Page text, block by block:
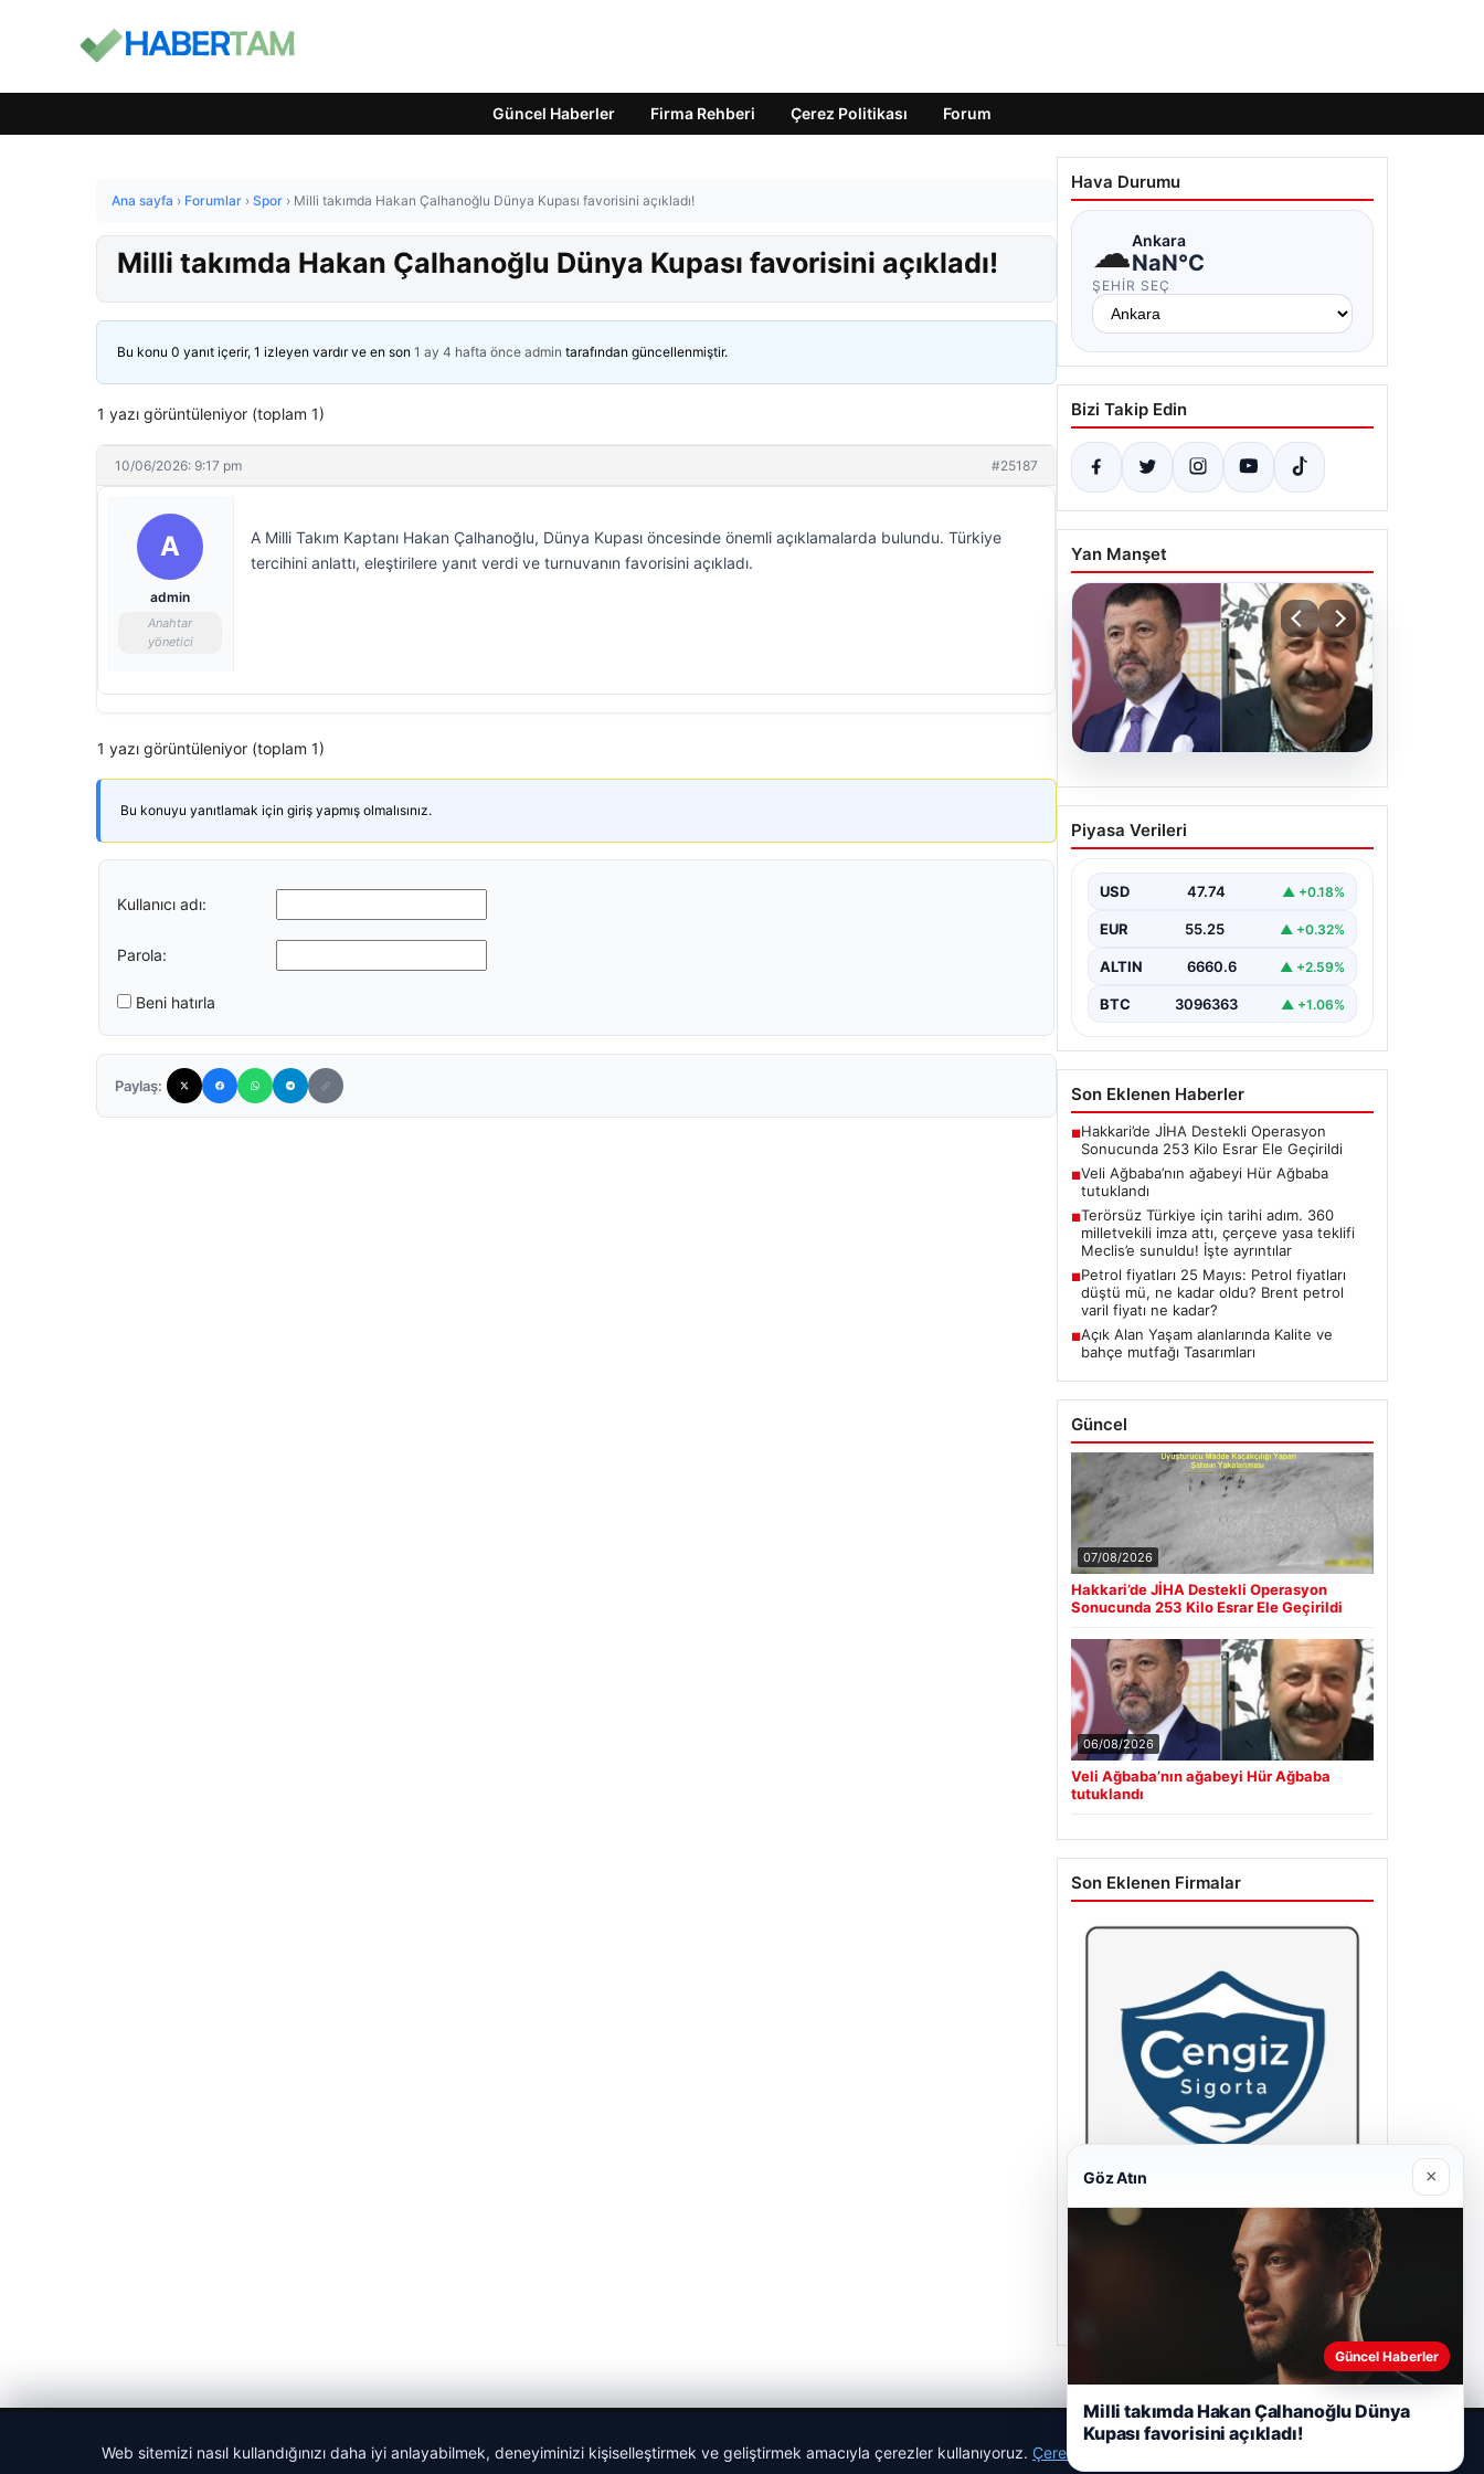
Güncel Haberler Firma Rehberi Çerez Politikası Forum
Ana sayfa › Forumlar › Spor › Milli takımda Hakan Çalhanoğlu Dünya Kupası favorisini açıkladı!
Milli takımda Hakan Çalhanoğlu Dünya Kupası favorisini açıkladı!
Bu konu 0 yanıt içerir, 1 izleyen vardır ve en son 1 ay 4 hafta önce admin tarafından güncellenmiştir.
1 yazı görüntüleniyor (toplam 1)
10/06/2026: 9:17 pm #25187
A
admin
Anahtar
yönetici
A Milli Takım Kaptanı Hakan Çalhanoğlu, Dünya Kupası öncesinde önemli açıklamalarda bulundu. Türkiye
tercihini anlattı, eleştirilere yanıt verdi ve turnuvanın favorisini açıkladı.
1 yazı görüntüleniyor (toplam 1)
Bu konuyu yanıtlamak için giriş yapmış olmalısınız.
Kullanıcı adı:
Parola:
Beni hatırla
Paylaş:
Hava Durumu
☁Ankara
NaN°C
ŞEHIR SEÇ
Bizi Takip Edin
Yan Manşet
06.08.2026
Veli Ağbaba’nın ağabeyi
Hür Ağbaba tutuklandı
Piyasa Verileri
USD 47.74 ▲ +0.18%
EUR 55.25 ▲ +0.32%
ALTIN 6660.6 ▲ +2.59%
BTC 3096363 ▲ +1.06%
Son Eklenen Haberler
■Hakkari’de JİHA Destekli Operasyon
Sonucunda 253 Kilo Esrar Ele Geçirildi
■Veli Ağbaba’nın ağabeyi Hür Ağbaba
tutuklandı
■Terörsüz Türkiye için tarihi adım. 360
milletvekili imza attı, çerçeve yasa teklifi
Meclis’e sunuldu! İşte ayrıntılar
■Petrol fiyatları 25 Mayıs: Petrol fiyatları
düştü mü, ne kadar oldu? Brent petrol
varil fiyatı ne kadar?
■Açık Alan Yaşam alanlarında Kalite ve
bahçe mutfağı Tasarımları
Güncel
07/08/2026
Hakkari’de JİHA Destekli Operasyon
Sonucunda 253 Kilo Esrar Ele Geçirildi
06/08/2026
Veli Ağbaba’nın ağabeyi Hür Ağbaba
tutuklandı
Son Eklenen Firmalar
Web sitemizi nasıl kullandığınızı daha iyi anlayabilmek, deneyiminizi kişiselleştirmek ve geliştirmek amacıyla çerezler kullanıyoruz. Çerez Politikamız
Göz Atın ×
Güncel Haberler
Milli takımda Hakan Çalhanoğlu Dünya
Kupası favorisini açıkladı!